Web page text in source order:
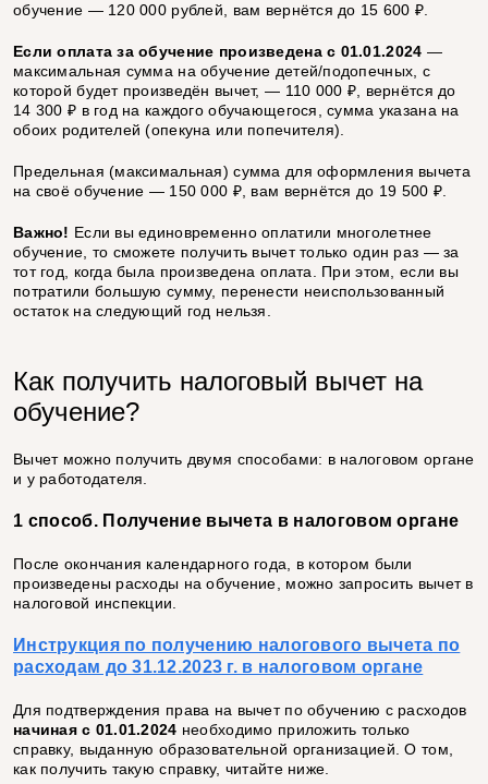
обучение — 120 000 рублей, вам вернётся до 15 600 ₽.
Если оплата за обучение произведена с 01.01.2024 —
максимальная сумма на обучение детей/подопечных, с
которой будет произведён вычет, — 110 000 ₽, вернётся до
14 300 ₽ в год на каждого обучающегося, сумма указана на
обоих родителей (опекуна или попечителя).
Предельная (максимальная) сумма для оформления вычета
на своё обучение — 150 000 ₽, вам вернётся до 19 500 ₽.
Важно! Если вы единовременно оплатили многолетнее
обучение, то сможете получить вычет только один раз — за
тот год, когда была произведена оплата. При этом, если вы
потратили большую сумму, перенести неиспользованный
остаток на следующий год нельзя.
Как получить налоговый вычет на
обучение?
Вычет можно получить двумя способами: в налоговом органе
и у работодателя.
1 способ. Получение вычета в налоговом органе
После окончания календарного года, в котором были
произведены расходы на обучение, можно запросить вычет в
налоговой инспекции.
Инструкция по получению налогового вычета по
расходам до 31.12.2023 г. в налоговом органе
Для подтверждения права на вычет по обучению с расходов
начиная с 01.01.2024 необходимо приложить только
справку, выданную образовательной организацией. О том,
как получить такую справку, читайте ниже.